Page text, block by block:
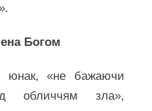
Богом
юнак, «не бажаючи
обличчям зла»,